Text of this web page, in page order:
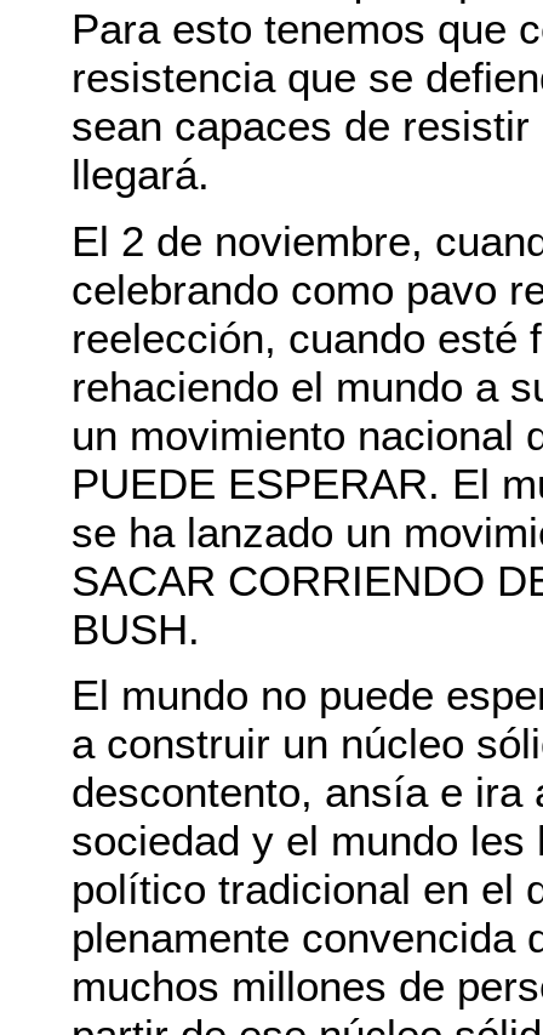
Para esto tenemos que
resistencia que se
sean capaces de
llegará.
El 2 de noviembre,
celebrando como pavo
reelección, cuando esté
rehaciendo el mundo a
un movimiento nacional
PUEDE ESPERAR. El
se ha lanzado un
SACAR CORRIENDO
BUSH.
El mundo no puede
a construir un núcleo
descontento, ansía e ira
sociedad y el mundo
político tradicional en el
plenamente convencida
muchos millones de